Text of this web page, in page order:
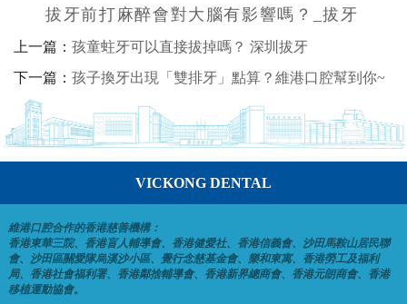
拔牙前打麻醉會對大腦有影響嗎？_拔牙
上一篇： 孩童蛀牙可以直接拔掉嗎？ 深圳拔牙
下一篇： 孩子換牙出現「雙排牙」點算？維港口腔幫到你~
VICKONG DENTAL
維港口腔合作的香港慈善機構：
香港東華三院、香港盲人輔導會、香港健愛社、香港信義會、沙田馬鞍山居民聯
會、沙田區關愛隊烏溪沙小區、覺行念慈基金會、樂和東寓、香港勞工及福利
局、香港社會福利署、香港鄰捨輔導會、香港新界總商會、香港元朗商會、香港
移植運動協會。